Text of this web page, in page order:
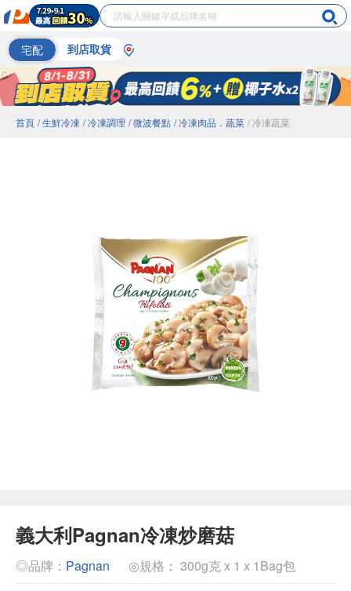
宅配 到店取貨
首頁 / 生鮮冷凍 / 冷凍調理 / 微波餐點 / 冷凍肉品．蔬菜 / 冷凍蔬菜
義大利Pagnan冷凍炒磨菇
◎品牌： Pagnan ◎規格： 300g克 x 1 x 1Bag包